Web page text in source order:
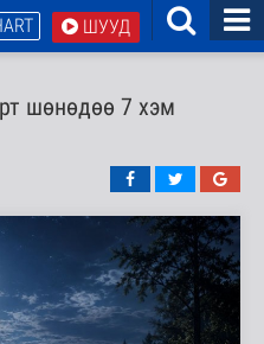
ШУУД
шөнөдөө 7 хэм